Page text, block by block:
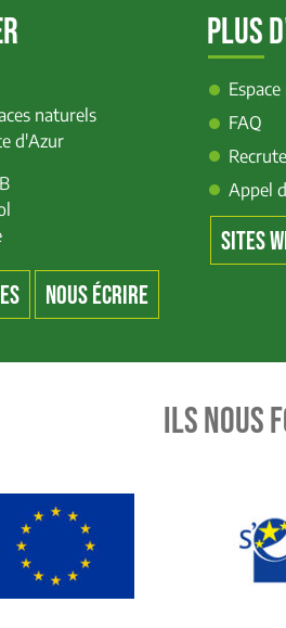
naturels
d'Azur
NOUS ÉCRIRE
PLUS
FAQ
Appel
SITES
ILS NOUS